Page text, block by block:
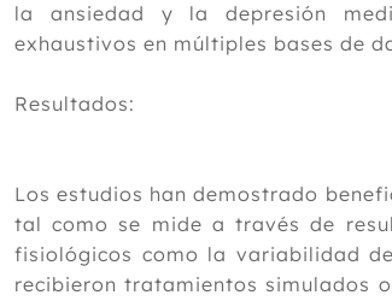
la ansiedad y la depresión
exhaustivos en múltiples bases de
Resultados:
Los estudios han demostrado
tal como se mide a través de
fisiológicos como la variabilidad
recibieron tratamientos simulados